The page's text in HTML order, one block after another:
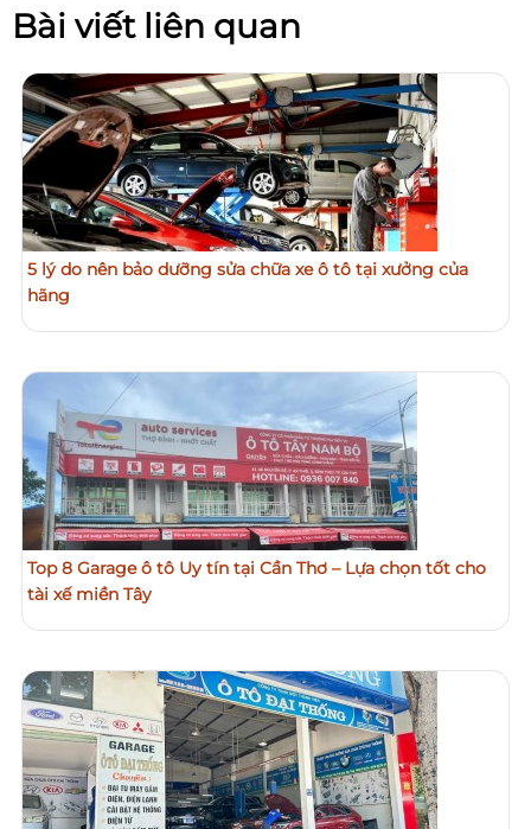
Bài viết liên quan
5 lý do nên bảo dưỡng sửa chữa xe ô tô tại xưởng của
hãng
Top 8 Garage ô tô Uy tín tại Cần Thơ – Lựa chọn tốt cho
tài xế miền Tây